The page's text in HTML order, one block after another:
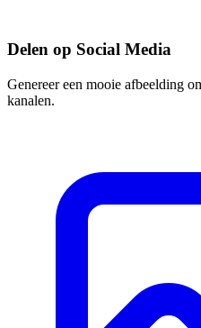
Delen op Social Media
Genereer een mooie afbeelding
kanalen.